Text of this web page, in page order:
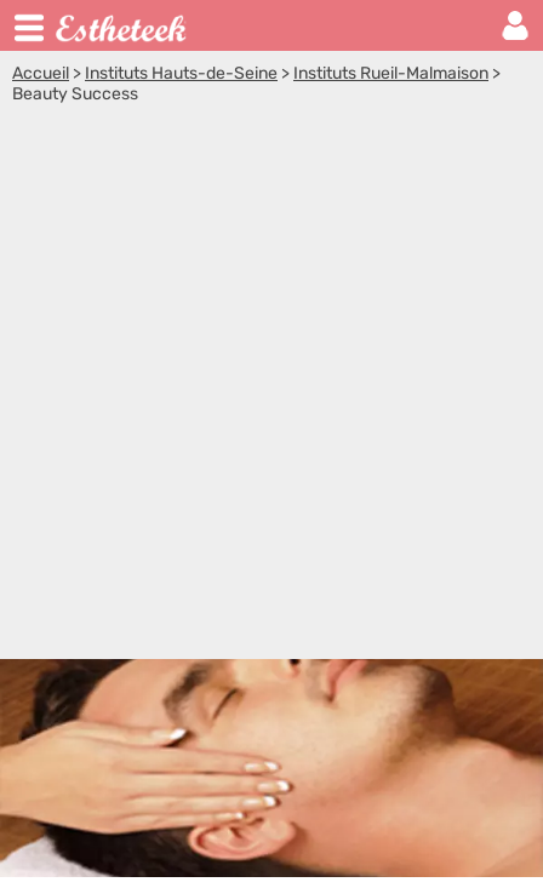
Accueil > Instituts Hauts-de-Seine > Instituts Rueil-Malmaison >
Beauty Success